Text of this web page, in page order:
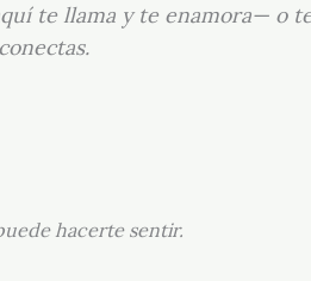
te llama y te enamora— o
hacerte sentir.